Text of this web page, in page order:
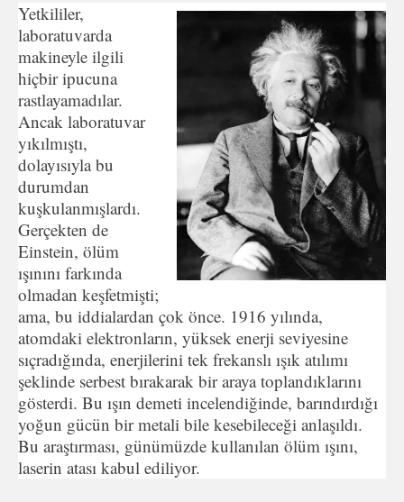
Yetkililer,
laboratuvarda
makineyle ilgili
hiçbir ipucuna
rastlayamadılar.
Ancak laboratuvar
yıkılmıştı,
dolayısıyla bu
durumdan
kuşkulanmışlardı.
Gerçekten de
Einstein, ölüm
ışınını farkında
olmadan keşfetmişti;
ama, bu iddialardan çok önce. 1916 yılında,
atomdaki elektronların, yüksek enerji seviyesine
sıçradığında, enerjilerini tek frekanslı ışık atılımı
şeklinde serbest bırakarak bir araya toplandıklarını
gösterdi. Bu ışın demeti incelendiğinde, barındırdığı
yoğun gücün bir metali bile kesebileceği anlaşıldı.
Bu araştırması, günümüzde kullanılan ölüm ışını,
laserin atası kabul ediliyor.